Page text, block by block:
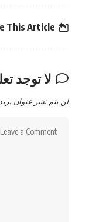
This Article
لا توجد
لن يتم نشر عنوان